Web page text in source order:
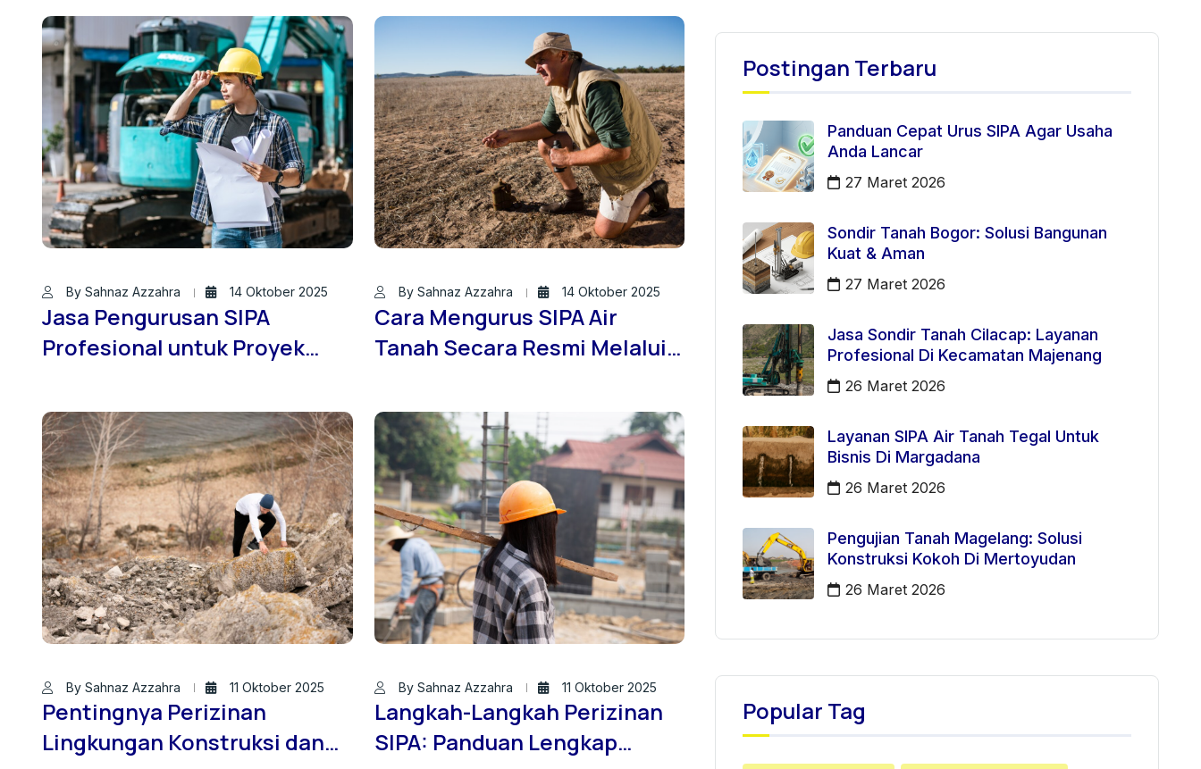
Pelaku Konstruksi
Jasa Sondir Tanah ID
By Sahnaz Azzahra 14 Oktober 2025
Jasa Pengurusan SIPA
Profesional untuk Proyek
JASASONDIRTANAH.ID
By Sahnaz Azzahra 14 Oktober 2025
Cara Mengurus SIPA Air
Tanah Secara Resmi Melalui
Brantas Konsultan Indonesia
By Sahnaz Azzahra 11 Oktober 2025
Pentingnya Perizinan
Lingkungan Konstruksi dan
By Sahnaz Azzahra 11 Oktober 2025
Langkah-Langkah Perizinan
SIPA: Panduan Lengkap
Postingan Terbaru
Panduan Cepat Urus SIPA Agar Usaha
Anda Lancar
27 Maret 2026
Sondir Tanah Bogor: Solusi Bangunan
Kuat & Aman
27 Maret 2026
Jasa Sondir Tanah Cilacap: Layanan
Profesional Di Kecamatan Majenang
26 Maret 2026
Layanan SIPA Air Tanah Tegal Untuk
Bisnis Di Margadana
26 Maret 2026
Pengujian Tanah Magelang: Solusi
Konstruksi Kokoh Di Mertoyudan
26 Maret 2026
Popular Tag